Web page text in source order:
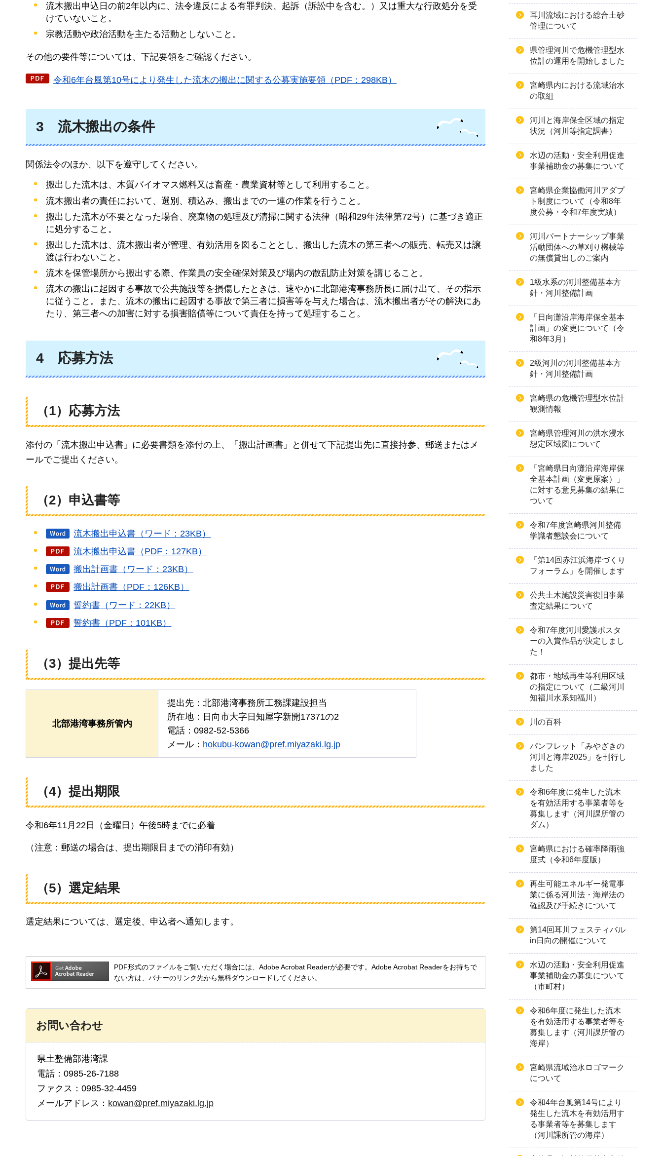
流木搬出申込日の前2年以内に、法令違反による有罪判決、起訴（訴訟中を含む。）又は重大な行政処分を受
けていないこと。
宗教活動や政治活動を主たる活動としないこと。
その他の要件等については、下記要領をご確認ください。
令和6年台風第10号により発生した流木の搬出に関する公募実施要領（PDF：298KB）
3 流木搬出の条件
関係法令のほか、以下を遵守してください。
搬出した流木は、木質バイオマス燃料又は畜産・農業資材等として利用すること。
流木搬出者の責任において、選別、積込み、搬出までの一連の作業を行うこと。
搬出した流木が不要となった場合、廃棄物の処理及び清掃に関する法律（昭和29年法律第72号）に基づき適正
に処分すること。
搬出した流木は、流木搬出者が管理、有効活用を図ることとし、搬出した流木の第三者への販売、転売又は譲
渡は行わないこと。
流木を保管場所から搬出する際、作業員の安全確保対策及び場内の散乱防止対策を講じること。
流木の搬出に起因する事故で公共施設等を損傷したときは、速やかに北部港湾事務所長に届け出て、その指示
に従うこと。また、流木の搬出に起因する事故で第三者に損害等を与えた場合は、流木搬出者がその解決にあ
たり、第三者への加害に対する損害賠償等について責任を持って処理すること。
4 応募方法
（1）応募方法
添付の「流木搬出申込書」に必要書類を添付の上、「搬出計画書」と併せて下記提出先に直接持参、郵送またはメ
ールでご提出ください。
（2）申込書等
流木搬出申込書（ワード：23KB）
流木搬出申込書（PDF：127KB）
搬出計画書（ワード：23KB）
搬出計画書（PDF：126KB）
誓約書（ワード：22KB）
誓約書（PDF：101KB）
（3）提出先等
北部港湾事務所管内
提出先：北部港湾事務所工務課建設担当
所在地：日向市大字日知屋字新開17371の2
電話：0982-52-5366
メール： hokubu-kowan@pref.miyazaki.lg.jp
（4）提出期限
令和6年11月22日（金曜日）午後5時までに必着
（注意：郵送の場合は、提出期限日までの消印有効）
（5）選定結果
選定結果については、選定後、申込者へ通知します。
PDF形式のファイルをご覧いただく場合には、Adobe Acrobat Readerが必要です。Adobe Acrobat Readerをお持ちで
ない方は、バナーのリンク先から無料ダウンロードしてください。
お問い合わせ
県土整備部港湾課
電話：0985-26-7188
ファクス：0985-32-4459
メールアドレス： kowan@pref.miyazaki.lg.jp
耳川流域における総合土砂
管理について
県管理河川で危機管理型水
位計の運用を開始しました
宮崎県内における流域治水
の取組
河川と海岸保全区域の指定
状況（河川等指定調書）
水辺の活動・安全利用促進
事業補助金の募集について
宮崎県企業協働河川アダプ
ト制度について（令和8年
度公募・令和7年度実績）
河川パートナーシップ事業
活動団体への草刈り機械等
の無償貸出しのご案内
1級水系の河川整備基本方
針・河川整備計画
「日向灘沿岸海岸保全基本
計画」の変更について（令
和8年3月）
2級河川の河川整備基本方
針・河川整備計画
宮崎県の危機管理型水位計
観測情報
宮崎県管理河川の洪水浸水
想定区域図について
「宮崎県日向灘沿岸海岸保
全基本計画（変更原案）」
に対する意見募集の結果に
ついて
令和7年度宮崎県河川整備
学識者懇談会について
「第14回赤江浜海岸づくり
フォーラム」を開催します
公共土木施設災害復旧事業
査定結果について
令和7年度河川愛護ポスタ
ーの入賞作品が決定しまし
た！
都市・地域再生等利用区域
の指定について（二級河川
知福川水系知福川）
川の百科
パンフレット「みやざきの
河川と海岸2025」を刊行し
ました
令和6年度に発生した流木
を有効活用する事業者等を
募集します（河川課所管の
ダム）
宮崎県における確率降雨強
度式（令和6年度版）
再生可能エネルギー発電事
業に係る河川法・海岸法の
確認及び手続きについて
第14回耳川フェスティバル
in日向の開催について
水辺の活動・安全利用促進
事業補助金の募集について
（市町村）
令和6年度に発生した流木
を有効活用する事業者等を
募集します（河川課所管の
海岸）
宮崎県流域治水ロゴマーク
について
令和4年台風第14号により
発生した流木を有効活用す
る事業者等を募集します
（河川課所管の海岸）